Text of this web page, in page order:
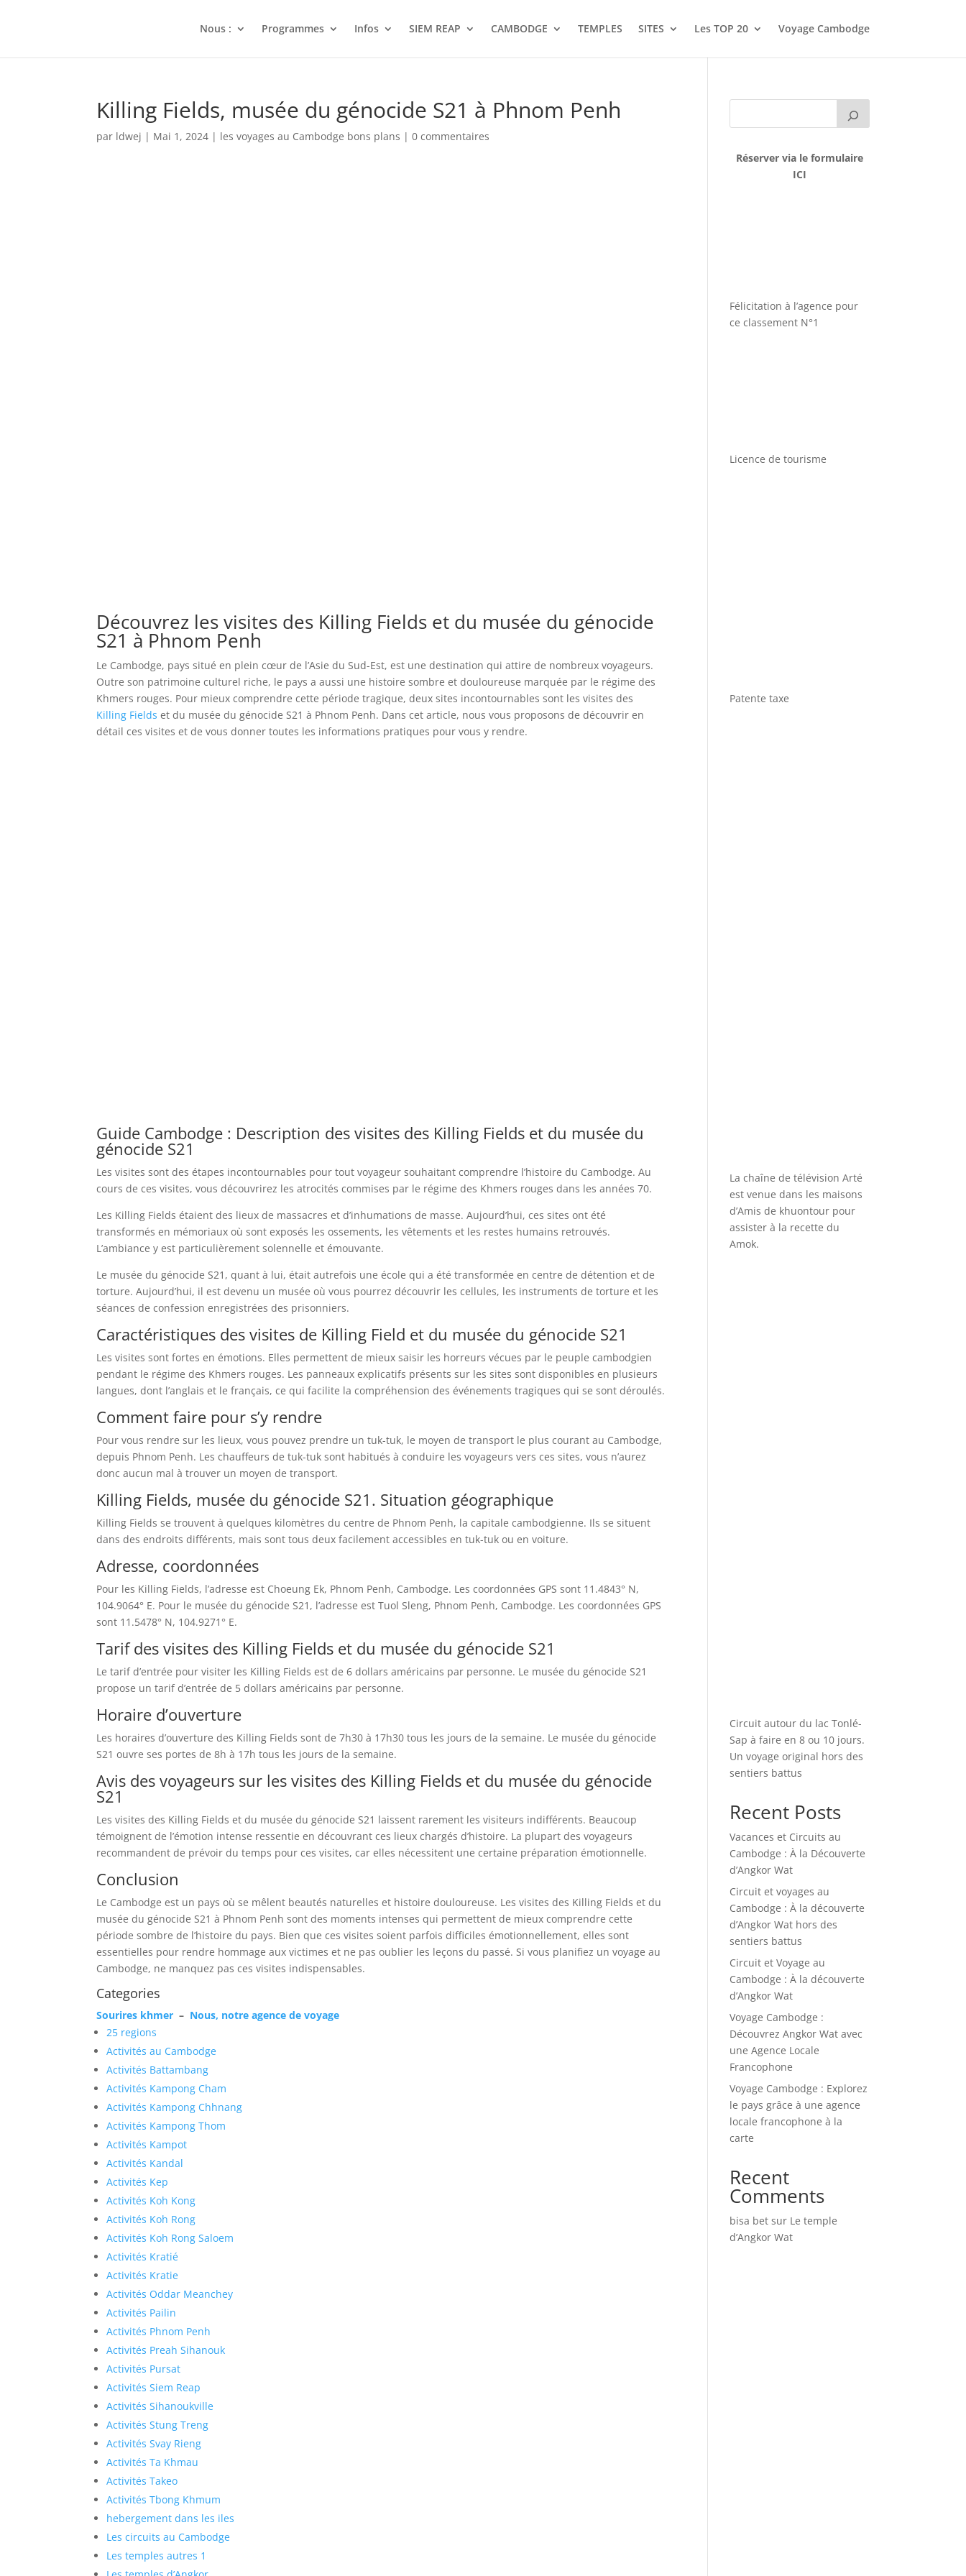
Nous : Programmes Infos SIEM REAP CAMBODGE TEMPLES SITES Les TOP 20 Voyage Cambodge
Killing Fields, musée du génocide S21 à Phnom Penh
par ldwej | Mai 1, 2024 | les voyages au Cambodge bons plans |0 commentaires
Découvrez les visites des Killing Fields et du musée du génocide
S21 à Phnom Penh
Le Cambodge, pays situé en plein cœur de l’Asie du Sud-Est, est une destination qui attire de nombreux voyageurs.
Outre son patrimoine culturel riche, le pays a aussi une histoire sombre et douloureuse marquée par le régime des
Khmers rouges. Pour mieux comprendre cette période tragique, deux sites incontournables sont les visites des
Killing Fieldset du musée du génocide S21 à Phnom Penh. Dans cet article, nous vous proposons de découvrir en
détail ces visites et de vous donner toutes les informations pratiques pour vous y rendre.
Guide Cambodge : Description des visites des Killing Fields et du musée du
génocide S21
Les visites sont des étapes incontournables pour tout voyageur souhaitant comprendre l’histoire du Cambodge. Au
cours de ces visites, vous découvrirez les atrocités commises par le régime des Khmers rouges dans les années 70.
Les Killing Fields étaient des lieux de massacres et d’inhumations de masse. Aujourd’hui, ces sites ont été
transformés en mémoriaux où sont exposés les ossements, les vêtements et les restes humains retrouvés.
L’ambiance y est particulièrement solennelle et émouvante.
Le musée du génocide S21, quant à lui, était autrefois une école qui a été transformée en centre de détention et de
torture. Aujourd’hui, il est devenu un musée où vous pourrez découvrir les cellules, les instruments de torture et les
séances de confession enregistrées des prisonniers.
Caractéristiques des visites de Killing Field et du musée du génocide S21
Les visites sont fortes en émotions. Elles permettent de mieux saisir les horreurs vécues par le peuple cambodgien
pendant le régime des Khmers rouges. Les panneaux explicatifs présents sur les sites sont disponibles en plusieurs
langues, dont l’anglais et le français, ce qui facilite la compréhension des événements tragiques qui se sont déroulés.
Comment faire pour s’y rendre
Pour vous rendre sur les lieux, vous pouvez prendre un tuk-tuk, le moyen de transport le plus courant au Cambodge,
depuis Phnom Penh. Les chauffeurs de tuk-tuk sont habitués à conduire les voyageurs vers ces sites, vous n’aurez
donc aucun mal à trouver un moyen de transport.
Killing Fields, musée du génocide S21. Situation géographique
Killing Fields se trouvent à quelques kilomètres du centre de Phnom Penh, la capitale cambodgienne. Ils se situent
dans des endroits différents, mais sont tous deux facilement accessibles en tuk-tuk ou en voiture.
Adresse, coordonnées
Pour les Killing Fields, l’adresse est Choeung Ek, Phnom Penh, Cambodge. Les coordonnées GPS sont 11.4843° N,
104.9064° E. Pour le musée du génocide S21, l’adresse est Tuol Sleng, Phnom Penh, Cambodge. Les coordonnées GPS
sont 11.5478° N, 104.9271° E.
Tarif des visites des Killing Fields et du musée du génocide S21
Le tarif d’entrée pour visiter les Killing Fields est de 6 dollars américains par personne. Le musée du génocide S21
propose un tarif d’entrée de 5 dollars américains par personne.
Horaire d’ouverture
Les horaires d’ouverture des Killing Fields sont de 7h30 à 17h30 tous les jours de la semaine. Le musée du génocide
S21 ouvre ses portes de 8h à 17h tous les jours de la semaine.
Avis des voyageurs sur les visites des Killing Fields et du musée du génocide
S21
Les visites des Killing Fields et du musée du génocide S21 laissent rarement les visiteurs indifférents. Beaucoup
témoignent de l’émotion intense ressentie en découvrant ces lieux chargés d’histoire. La plupart des voyageurs
recommandent de prévoir du temps pour ces visites, car elles nécessitent une certaine préparation émotionnelle.
Conclusion
Le Cambodge est un pays où se mêlent beautés naturelles et histoire douloureuse. Les visites des Killing Fields et du
musée du génocide S21 à Phnom Penh sont des moments intenses qui permettent de mieux comprendre cette
période sombre de l’histoire du pays. Bien que ces visites soient parfois difficiles émotionnellement, elles sont
essentielles pour rendre hommage aux victimes et ne pas oublier les leçons du passé. Si vous planifiez un voyage au
Cambodge, ne manquez pas ces visites indispensables.
Categories
Sourires khmer – Nous, notre agence de voyage
25 regions
Activités au Cambodge
Activités Battambang
Activités Kampong Cham
Activités Kampong Chhnang
Activités Kampong Thom
Activités Kampot
Activités Kandal
Activités Kep
Activités Koh Kong
Activités Koh Rong
Activités Koh Rong Saloem
Activités Kratié
Activités Kratie
Activités Oddar Meanchey
Activités Pailin
Activités Phnom Penh
Activités Preah Sihanouk
Activités Pursat
Activités Siem Reap
Activités Sihanoukville
Activités Stung Treng
Activités Svay Rieng
Activités Ta Khmau
Activités Takeo
Activités Tbong Khmum
hebergement dans les iles
Les circuits au Cambodge
Les temples autres 1
Réserver via le formulaire
ICI
Félicitation à l’agence pour
ce classement N°1
Licence de tourisme
Patente taxe
La chaîne de télévision Arté
est venue dans les maisons
d’Amis de khuontour pour
assister à la recette du
Amok.
Circuit autour du lac Tonlé-
Sap à faire en 8 ou 10 jours.
Un voyage original hors des
sentiers battus
Recent Posts
Vacances et Circuits au
Cambodge : À la Découverte
d’Angkor Wat
Circuit et voyages au
Cambodge : À la découverte
d’Angkor Wat hors des
sentiers battus
Circuit et Voyage au
Cambodge : À la découverte
d’Angkor Wat
Voyage Cambodge :
Découvrez Angkor Wat avec
une Agence Locale
Francophone
Voyage Cambodge : Explorez
le pays grâce à une agence
locale francophone à la
carte
Recent
Comments
bisa bet sur Le temple
d’Angkor Wat